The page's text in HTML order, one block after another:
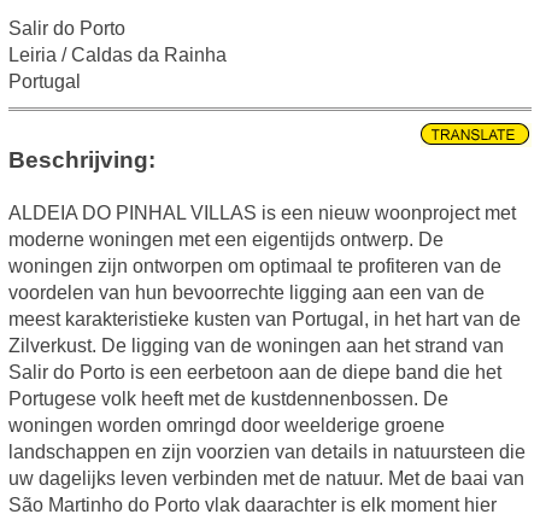
Salir do Porto
Leiria / Caldas da Rainha
Portugal
Beschrijving:
ALDEIA DO PINHAL VILLAS is een nieuw woonproject met
moderne woningen met een eigentijds ontwerp. De
woningen zijn ontworpen om optimaal te profiteren van de
voordelen van hun bevoorrechte ligging aan een van de
meest karakteristieke kusten van Portugal, in het hart van de
Zilverkust. De ligging van de woningen aan het strand van
Salir do Porto is een eerbetoon aan de diepe band die het
Portugese volk heeft met de kustdennenbossen. De
woningen worden omringd door weelderige groene
landschappen en zijn voorzien van details in natuursteen die
uw dagelijks leven verbinden met de natuur. Met de baai van
São Martinho do Porto vlak daarachter is elk moment hier